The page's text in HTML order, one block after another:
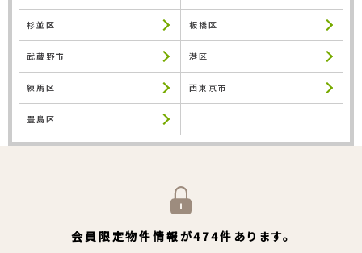
杉並区 板橋区
武蔵野市 港区
練馬区 西東京市
豊島区
会員限定物件情報が474件あります。